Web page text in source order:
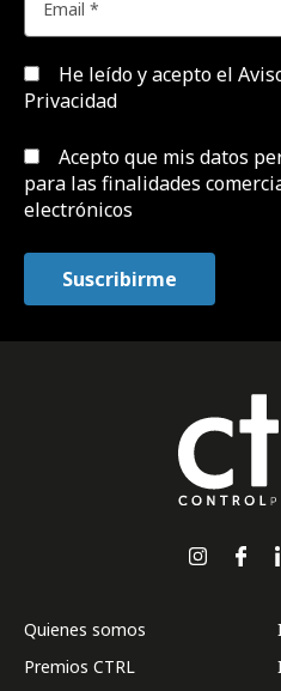
He leído y acepto el
Privacidad
Acepto que mis datos
para las finalidades
electrónicos
Quienes somos
Premios CTRL